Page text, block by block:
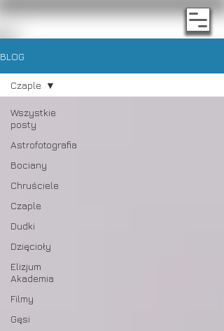
BLOG
Wszystkie
posty
Astrofotografia
Bociany
Chruściele
Czaple
Dudki
Dzięcioły
Elizjum
Akademia
Filmy
Gęsi
Czaple